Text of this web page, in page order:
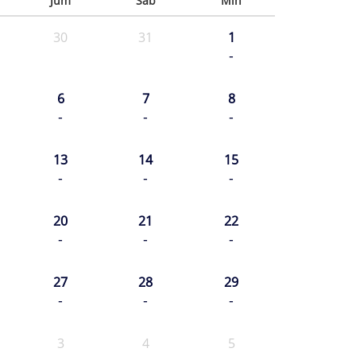
30 31 1
-
6
-
7
-
8
-
13
-
14
-
15
-
20
-
21
-
22
-
27
-
28
-
29
-
3 4 5